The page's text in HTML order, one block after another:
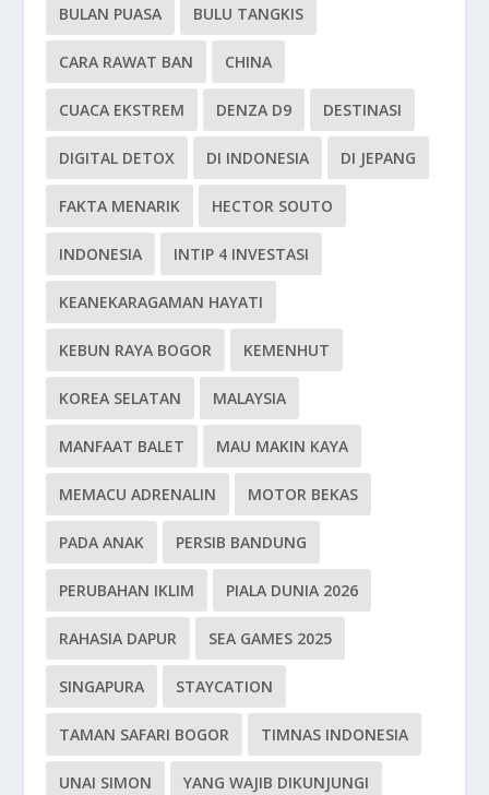
BULAN PUASA BULU TANGKIS
CARA RAWAT BAN CHINA
CUACA EKSTREM DENZA D9 DESTINASI
DIGITAL DETOX DI INDONESIA DI JEPANG
FAKTA MENARIK HECTOR SOUTO
INDONESIA INTIP 4 INVESTASI
KEANEKARAGAMAN HAYATI
KEBUN RAYA BOGOR KEMENHUT
KOREA SELATAN MALAYSIA
MANFAAT BALET MAU MAKIN KAYA
MEMACU ADRENALIN MOTOR BEKAS
PADA ANAK PERSIB BANDUNG
PERUBAHAN IKLIM PIALA DUNIA 2026
RAHASIA DAPUR SEA GAMES 2025
SINGAPURA STAYCATION
TAMAN SAFARI BOGOR TIMNAS INDONESIA
UNAI SIMON YANG WAJIB DIKUNJUNGI